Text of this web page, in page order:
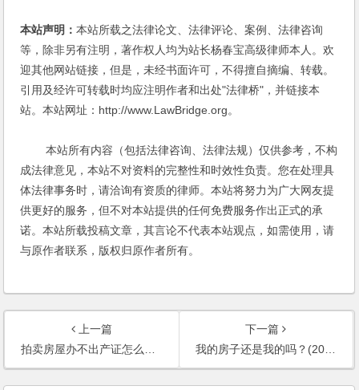
本站声明：本站所载之法律论文、法律评论、案例、法律咨询
等，除非另有注明，著作权人均为站长杨春宝高级律师本人。欢
迎其他网站链接，但是，未经书面许可，不得擅自摘编、转载。
引用及经许可转载时均应注明作者和出处"法律桥"，并链接本
站。本站网址：http://www.LawBridge.org。
本站所有内容（包括法律咨询、法律法规）仅供参考，不构
成法律意见，本站不对资料的完整性和时效性负责。您在处理具
体法律事务时，请洽询有资质的律师。本站将努力为广大网友提
供更好的服务，但不对本站提供的任何免费服务作出正式的承
诺。本站所载投稿文章，其言论不代表本站观点，如需使用，请
与原作者联系，版权归原作者所有。
上一篇
拍卖房屋办不出产证怎么办？(2002)
下一篇
我的房子还是我的吗？(2002)